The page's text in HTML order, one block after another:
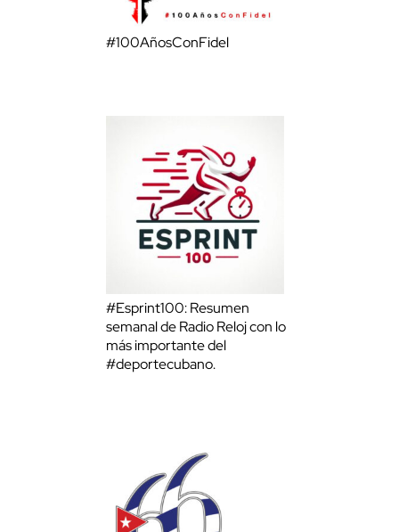
#100AñosConFidel
#Esprint100: Resumen
semanal de Radio Reloj con lo
más importante del
#deportecubano.